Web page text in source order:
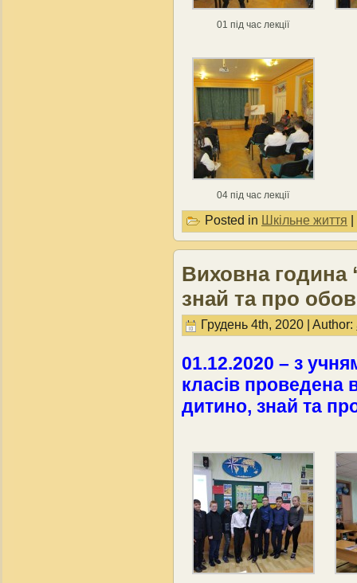
01 під час лекції
04 під час лекції
Posted in Шкільне життя
Виховна година
знай та про
Грудень 4th, 2020 | Author:
01.12.2020 – з
класів проведена
дитино, знай та